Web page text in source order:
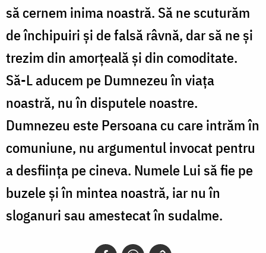
să cernem inima noastră. Să ne scuturăm
de închipuiri și de falsă râvnă, dar să ne și
trezim din amorțeală și din comoditate.
Să-L aducem pe Dumnezeu în viața
noastră, nu în disputele noastre.
Dumnezeu este Persoana cu care intrăm în
comuniune, nu argumentul invocat pentru
a desființa pe cineva. Numele Lui să fie pe
buzele și în mintea noastră, iar nu în
sloganuri sau amestecat în sudalme.